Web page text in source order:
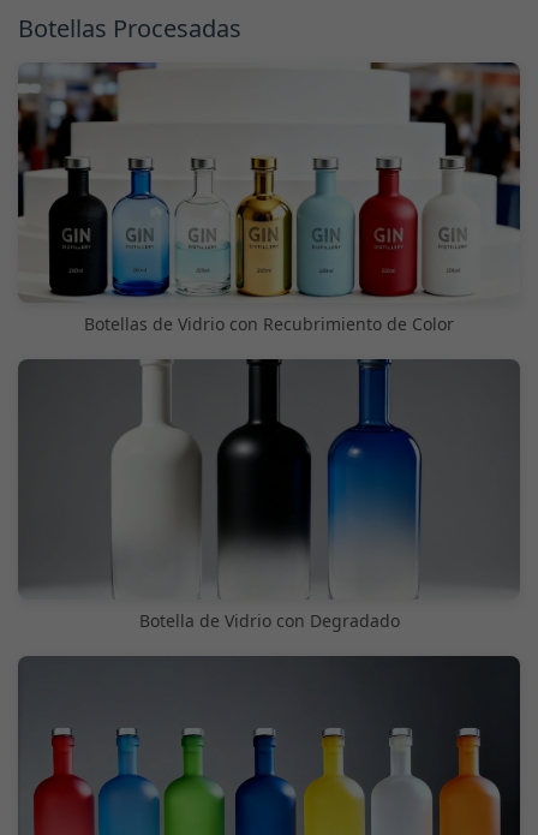
Botellas Procesadas
Botellas de Vidrio con Recubrimiento de Color
Botella de Vidrio con Degradado